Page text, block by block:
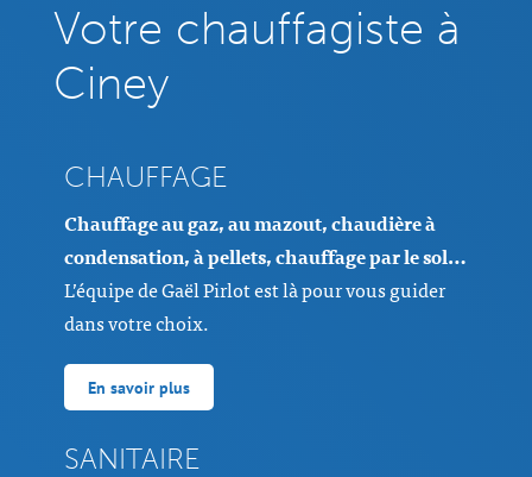
Votre chauffagiste à
Ciney
CHAUFFAGE
Chauffage au gaz, au mazout, chaudière à
condensation, à pellets, chauffage par le sol…
L’équipe de Gaël Pirlot est là pour vous guider
dans votre choix.
En savoir plus
SANITAIRE